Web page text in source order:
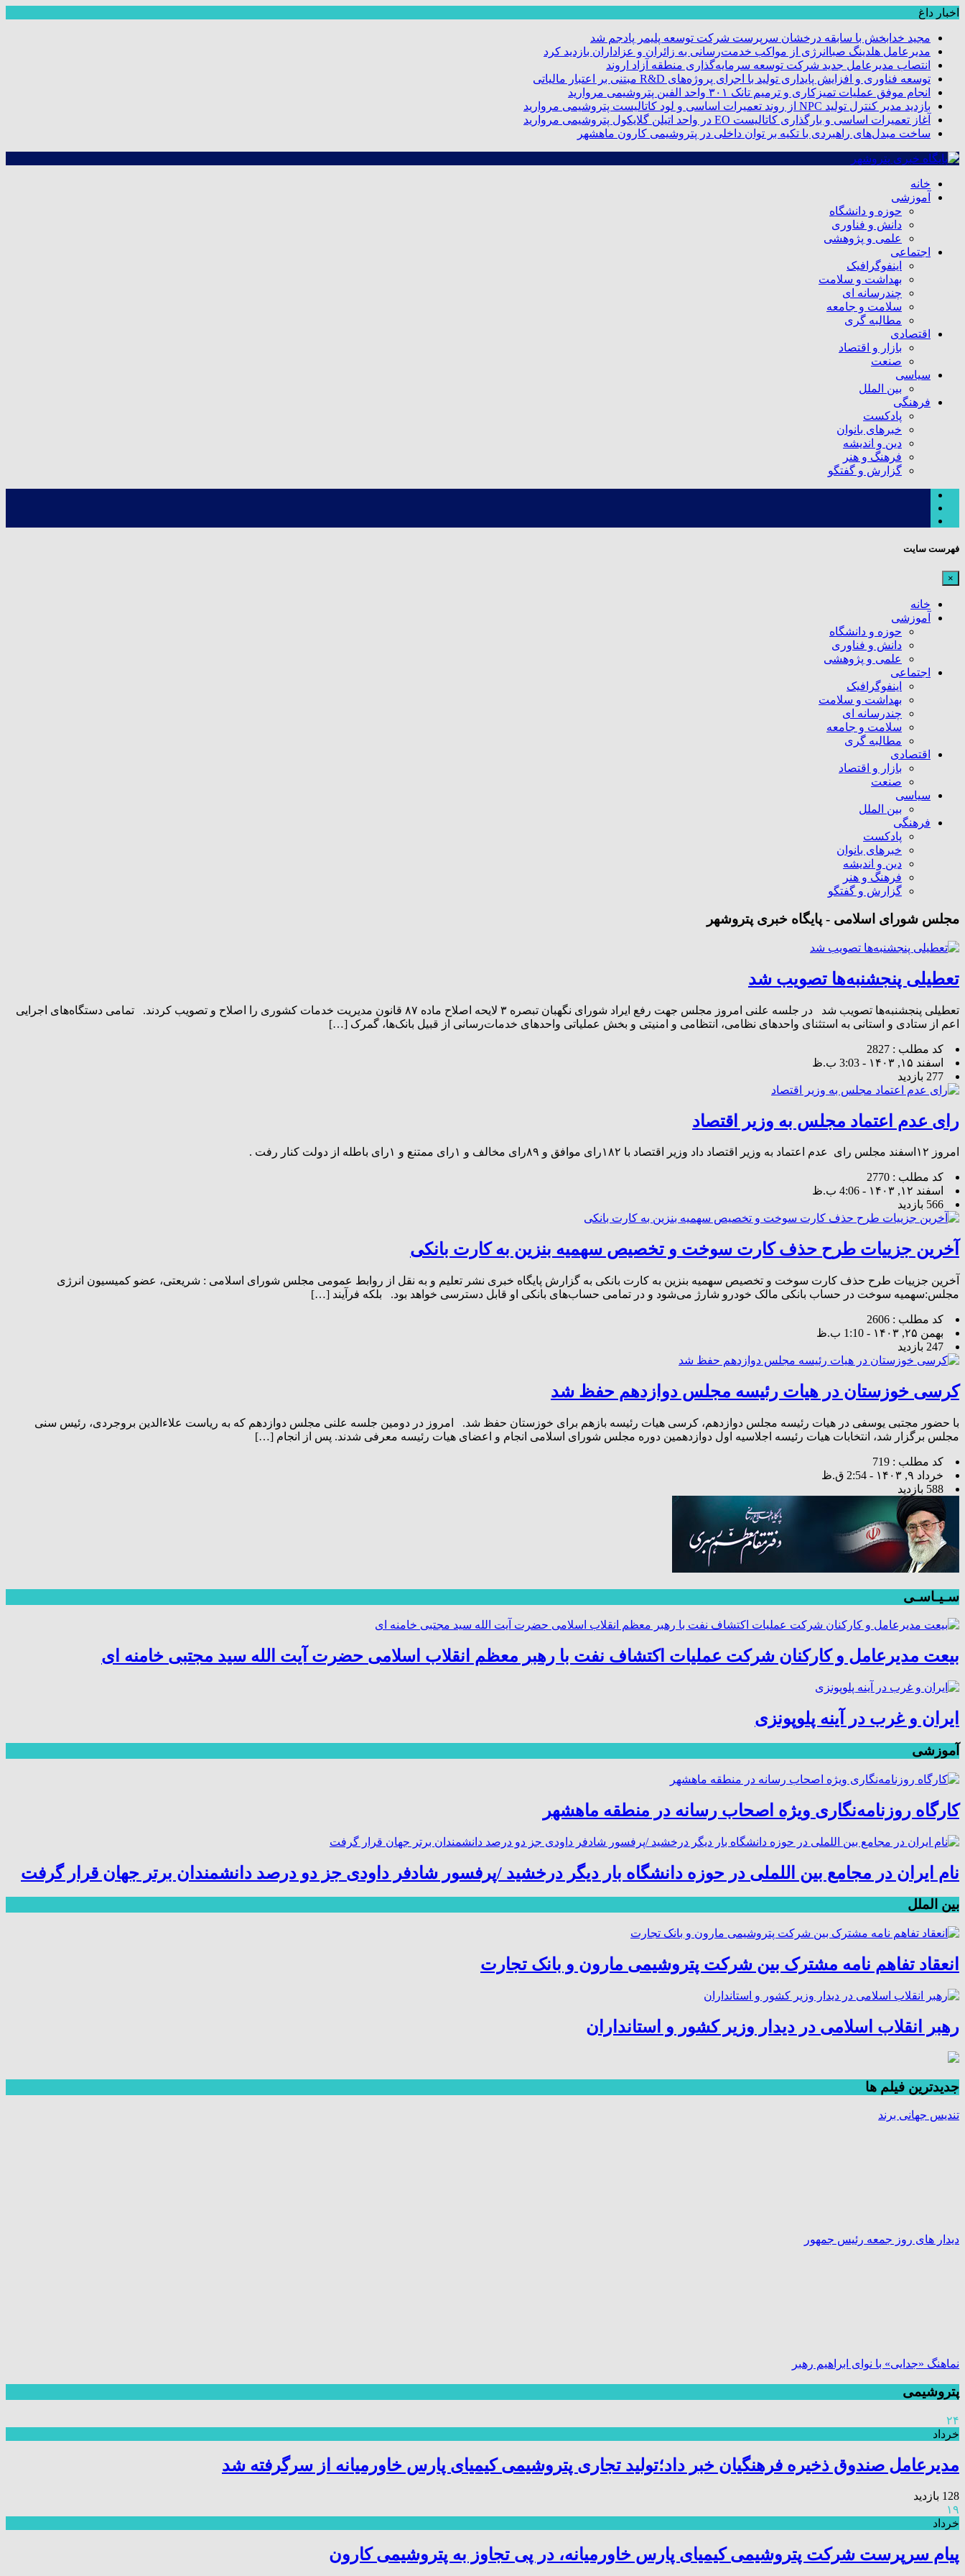
اخبار داغ
مجید خدابخش با سابقه درخشان سرپرست شرکت توسعه پلیمر پادجم شد
مدیرعامل هلدینگ صباانرژی از مواکب خدمت‌رسانی به زائران و عزاداران بازدید کرد
انتصاب مدیرعامل جدید شرکت توسعه سرمایه‌گذاری منطقه آزاد اروند
توسعه فناوری و افزایش پایداری تولید با اجرای پروژه‌های R&D مبتنی بر اعتبار مالیاتی
انجام موفق عملیات تمیزکاری و ترمیم تانک ۳۰۱ واحد الفین پتروشیمی مروارید
بازدید مدیر کنترل تولید NPC از روند تعمیرات اساسی و لود کاتالیست پتروشیمی مروارید
آغاز تعمیرات اساسی و بارگذاری کاتالیست EO در واحد اتیلن گلایکول پتروشیمی مروارید
ساخت مبدل‌های راهبردی با تکیه بر توان داخلی در پتروشیمی کارون ماهشهر
خانه
آموزشی
حوزه و دانشگاه
دانش و فناوری
علمی و پژوهشی
اجتماعی
اینفوگرافیک
بهداشت و سلامت
چندرسانه ای
سلامت و جامعه
مطالبه گری
اقتصادی
بازار و اقتصاد
صنعت
سیاسی
بین الملل
فرهنگی
پادکست
خبرهای بانوان
دین و اندیشه
فرهنگ و هنر
گزارش و گفتگو
فهرست سایت
×
خانه
آموزشی
حوزه و دانشگاه
دانش و فناوری
علمی و پژوهشی
اجتماعی
اینفوگرافیک
بهداشت و سلامت
چندرسانه ای
سلامت و جامعه
مطالبه گری
اقتصادی
بازار و اقتصاد
صنعت
سیاسی
بین الملل
فرهنگی
پادکست
خبرهای بانوان
دین و اندیشه
فرهنگ و هنر
گزارش و گفتگو
مجلس شورای اسلامی - پایگاه خبری پتروشهر
تعطیلی پنجشنبه‌ها تصویب شد
تعطیلی پنجشنبه‌ها تصویب شد در جلسه علنی امروز مجلس جهت رفع ایراد شورای نگهبان تبصره ۳ لایحه اصلاح ماده ۸۷ قانون مدیریت خدمات کشوری را اصلاح و تصویب کردند. تمامی دستگاه‌های اجرایی
اعم از ستادی و استانی به استثنای واحدهای نظامی، انتظامی و امنیتی و بخش عملیاتی واحدهای خدمات‌رسانی از قبیل بانک‌ها، گمرک […]
کد مطلب : 2827
اسفند ۱۵, ۱۴۰۳ - 3:03 ب.ظ
277 بازدید
رای عدم اعتماد مجلس به وزیر اقتصاد
امروز ۱۲اسفند مجلس رای عدم اعتماد به وزیر اقتصاد داد وزیر اقتصاد با ۱۸۲رای موافق و ۸۹رای مخالف و ۱رای ممتنع و ۱رای باطله از دولت کنار رفت .
کد مطلب : 2770
اسفند ۱۲, ۱۴۰۳ - 4:06 ب.ظ
566 بازدید
آخرین جزییات طرح حذف کارت سوخت و تخصیص سهمیه بنزین به کارت بانکی
آخرین جزییات طرح حذف کارت سوخت و تخصیص سهمیه بنزین به کارت بانکی به گزارش پایگاه خبری نشر تعلیم و به نقل از روابط عمومی مجلس شورای اسلامی : شریعتی، عضو کمیسیون انرژی
مجلس:سهمیه سوخت در حساب بانکی مالک خودرو شارژ می‌شود و در تمامی حساب‌های بانکی او قابل دسترسی خواهد بود. بلکه فرآیند […]
کد مطلب : 2606
بهمن ۲۵, ۱۴۰۳ - 1:10 ب.ظ
247 بازدید
کرسی خوزستان در هیات رئیسه مجلس دوازدهم حفظ شد
با حضور مجتبی یوسفی در هیات رئیسه مجلس دوازدهم، کرسی هیات رئیسه بازهم برای خوزستان حفظ شد. امروز در دومین جلسه علنی مجلس دوازدهم که به ریاست علاءالدین بروجردی، رئیس سنی
مجلس برگزار شد، انتخابات هیات رئیسه اجلاسیه اول دوازدهمین دوره مجلس شورای اسلامی انجام و اعضای هیات رئیسه معرفی شدند. پس از انجام […]
کد مطلب : 719
خرداد ۹, ۱۴۰۳ - 2:54 ق.ظ
588 بازدید
سـیـاسـی
بیعت مدیرعامل و کارکنان شرکت عملیات اکتشاف نفت با رهبر معظم انقلاب اسلامی حضرت آیت الله سید مجتبی خامنه ای
ایران و غرب در آینه پلوپونزی
آموزشی
کارگاه روزنامه‌نگاری ویژه اصحاب رسانه در منطقه ماهشهر
نام ایران در مجامع بین اللملی در حوزه دانشگاه بار دیگر درخشید /پرفسور شادفر داودی جز دو درصد دانشمندان برتر جهان قرار گرفت
بین الملل
انعقاد تفاهم نامه مشترک بین شرکت پتروشیمی مارون و بانک تجارت
رهبر انقلاب اسلامی در دیدار وزیر کشور و استانداران
جديدترين فیلم ها
تندیس جهانی برند
دیدار های روز جمعه رئیس جمهور
نماهنگ «جدایی» با نوای ابراهیم رهبر
پتروشیمی
۲۴
خرداد
مدیرعامل صندوق ذخیره فرهنگیان خبر داد؛تولید تجاری پتروشیمی کیمیای پارس خاورمیانه از سرگرفته شد
128 بازدید
۱۹
خرداد
پیام سرپرست شرکت پتروشیمی کیمیای پارس خاورمیانه، در پی تجاوز به پتروشیمی کارون